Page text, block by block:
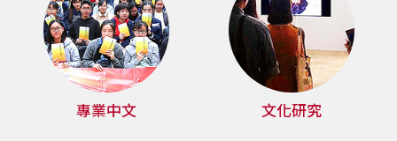
有機會參與海外學術交流及體驗學習等活
動。
專業中文 文化研究